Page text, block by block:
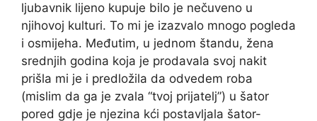
ljubavnik lijeno kupuje bilo je nečuveno u
njihovoj kulturi. To mi je izazvalo mnogo pogleda
i osmijeha. Međutim, u jednom štandu, žena
srednjih godina koja je prodavala svoj nakit
prišla mi je i predložila da odvedem roba
(mislim da ga je zvala “tvoj prijatelj”) u šator
pored gdje je njezina kći postavljala šator-